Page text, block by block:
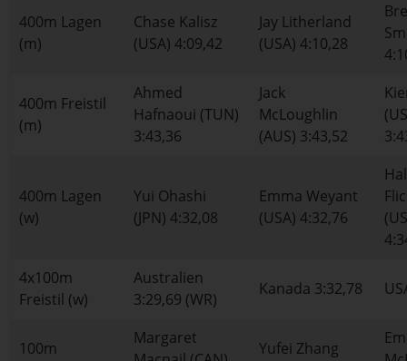
400m Lagen
(m)
Chase Kalisz
(USA) 4:09,42
Jay Litherland
(USA) 4:10,28
400m Freistil
(m)
Ahmed
Hafnaoui (TUN)
3:43,36
Jack
McLoughlin
(AUS) 3:43,52
400m Lagen
(w)
Yui Ohashi
(JPN) 4:32,08
Emma Weyant
(USA) 4:32,76
4x100m
Freistil (w)
Australien
3:29,69 (WR)
Kanada 3:32,78
100m
Margaret
Yufei Zhang